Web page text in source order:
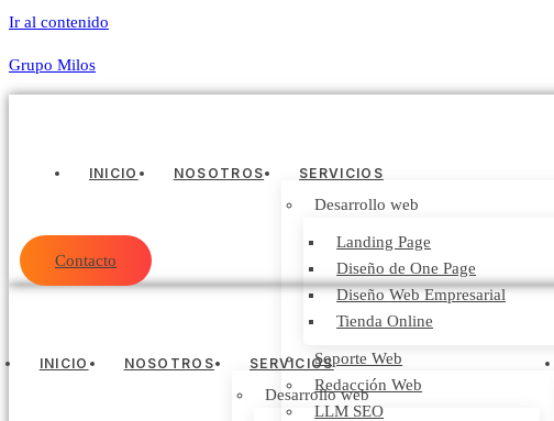
Ir al contenido
Grupo Milos
INICIO NOSOTROS SERVICIOS
Desarrollo web
Landing Page
Diseño de One Page
Diseño Web Empresarial
Tienda Online
Soporte Web
Redacción Web
LLM SEO
Contacto
INICIO NOSOTROS SERVICIOS
Desarrollo web